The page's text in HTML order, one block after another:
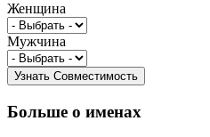
Женщина
Мужчина
Больше о именах